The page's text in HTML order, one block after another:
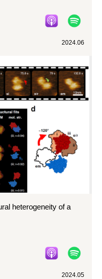
2024.06
heterogeneity of a
2024.05